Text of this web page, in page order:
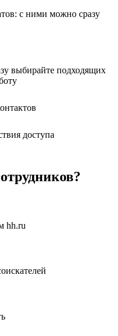
с ними можно сразу
выбирайте подходящих
доступа
hh.ru